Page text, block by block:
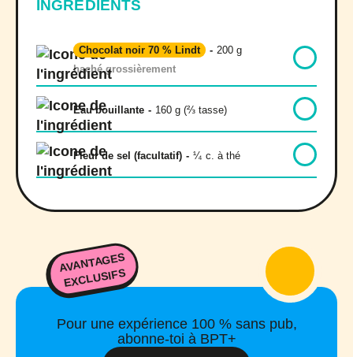
INGRÉDIENTS
Chocolat noir 70 % Lindt - 200 g
haché grossièrement
Eau bouillante - 160 g (⅔ tasse)
Fleur de sel (facultatif) - ¼ c. à thé
AVANTAGES
EXCLUSIFS
Pour une expérience 100 % sans pub,
abonne-toi à BPT+